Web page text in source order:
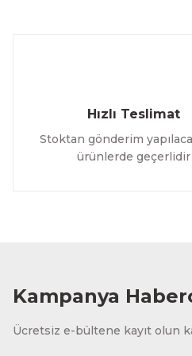
Hızlı Teslimat
Stoktan gönderim
ürünlerde geçerlidir
Kampanya
Ücretsiz e-bültene kayıt olun